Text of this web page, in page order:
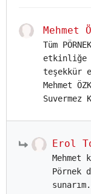
Mehmet
Tüm
etkinliğe
teşekkür
Mehmet
Suvermez
Erol
Mehmet
Pörnek
sunarım.